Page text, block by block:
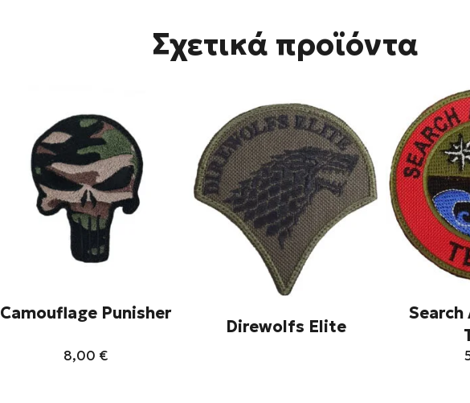
Σχετικά προϊόντα
Camouflage Punisher
8,00 €
Direwolfs Elite
Search